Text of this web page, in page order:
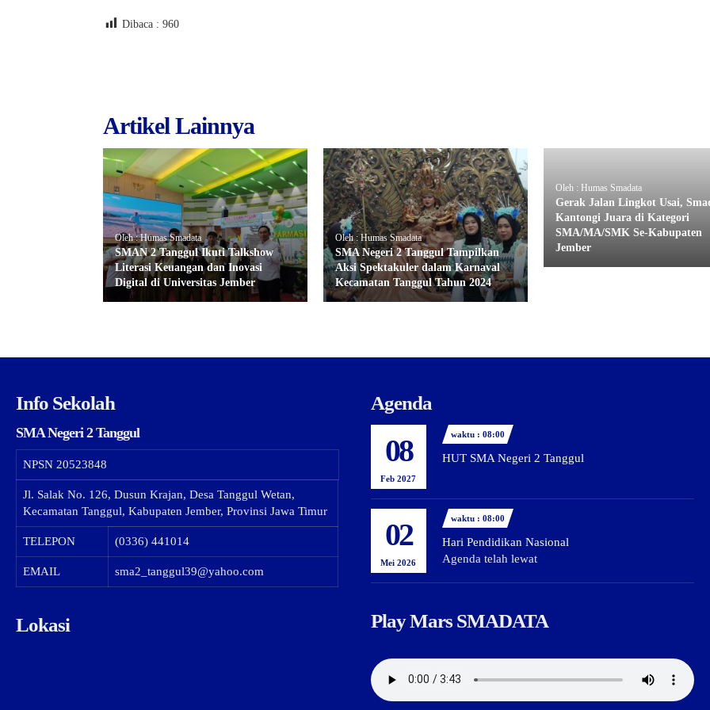
Dibaca : 960
Artikel Lainnya
Oleh : Humas Smadata
SMAN 2 Tanggul Ikuti Talkshow
Literasi Keuangan dan Inovasi
Digital di Universitas Jember
Oleh : Humas Smadata
SMA Negeri 2 Tanggul Tampilkan
Aksi Spektakuler dalam Karnaval
Kecamatan Tanggul Tahun 2024
Oleh : Humas Smadata
Gerak Jalan Lingkot Usai,
Kantongi Juara di Kategori
SMA/MA/SMK Se-Kabupaten
Jember
Info Sekolah
SMA Negeri 2 Tanggul
NPSN 20523848
Jl. Salak No. 126, Dusun Krajan, Desa Tanggul Wetan,
Kecamatan Tanggul, Kabupaten Jember, Provinsi Jawa Timur
TELEPON (0336) 441014
EMAIL sma2_tanggul39@yahoo.com
Lokasi
Agenda
08
Feb 2027
waktu : 08:00
HUT SMA Negeri 2 Tanggul
02
Mei 2026
waktu : 08:00
Hari Pendidikan Nasional
Agenda telah lewat
Play Mars SMADATA